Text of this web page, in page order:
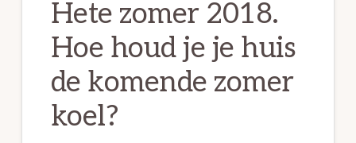
Hete zomer 2018.
Hoe houd je je huis
de komende zomer
koel?